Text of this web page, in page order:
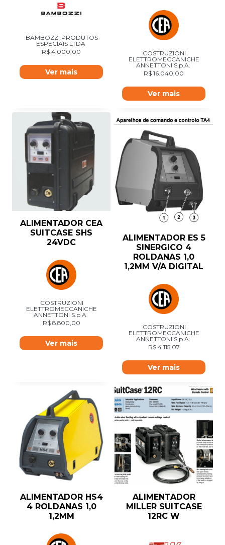
BAMBOZZI PRODUTOS
ESPECIAIS LTDA
R$ 4.000,00
Ver mais
COSTRUZIONI
ELETTROMECCANICHE
ANNETTONI S.p.A.
R$ 16.040,00
Ver mais
ALIMENTADOR CEA
SUITCASE SHS
24VDC
COSTRUZIONI
ELETTROMECCANICHE
ANNETTONI S.p.A.
R$8.800,00
Ver mais
ALIMENTADOR ES 5
SINERGICO 4
ROLDANAS 1,0
1,2MM V/A DIGITAL
COSTRUZIONI
ELETTROMECCANICHE
ANNETTONI S.p.A.
R$4.115,07
Ver mais
ALIMENTADOR HS4
4 ROLDANAS 1,0
1,2MM
ALIMENTADOR
MILLER SUITCASE
12RC W